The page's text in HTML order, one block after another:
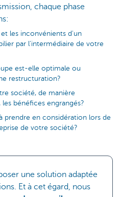
chaque phase
les inconvénients d'un
par l'intermédiaire de votre
est-elle optimale ou
restructuration?
société, de manière
bénéfices engrangés?
prendre en considération lors de
de votre société?
une solution adaptée
Et à cet égard, nous